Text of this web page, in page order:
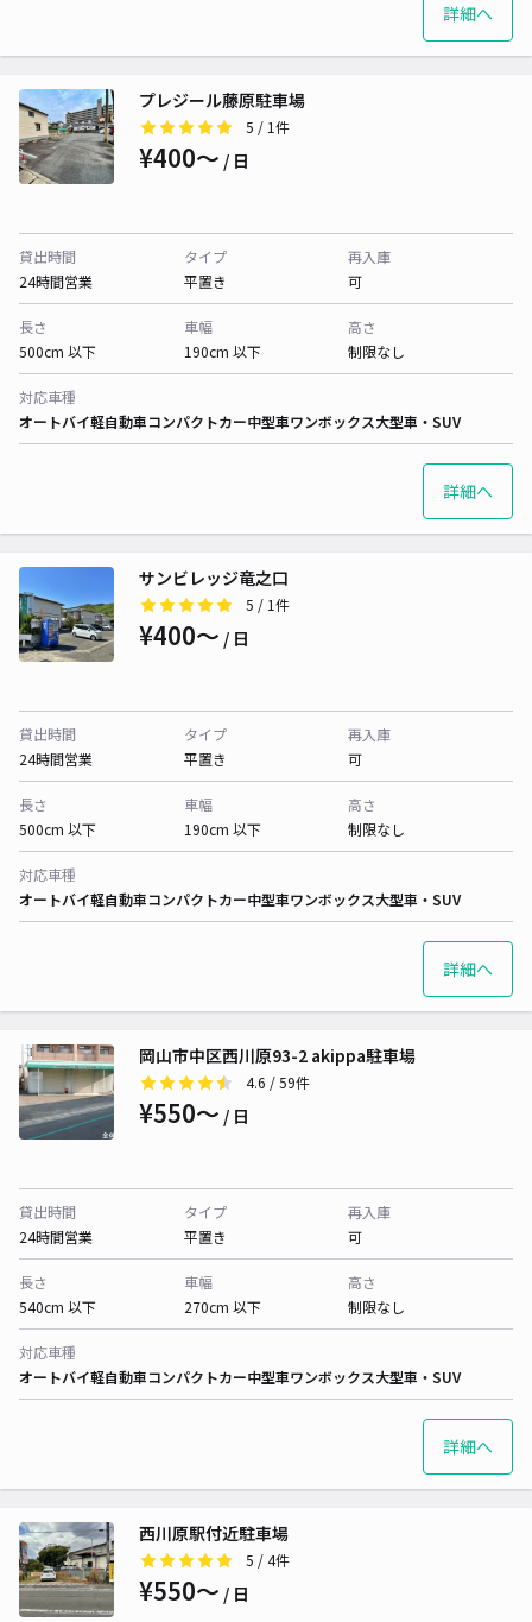
詳細へ
プレジール藤原駐車場
5 / 1件
¥400〜 / 日
貸出時間
24時間営業
タイプ
平置き
再入庫
可
長さ
500cm 以下
車幅
190cm 以下
高さ
制限なし
対応車種
オートバイ軽自動車コンパクトカー中型車ワンボックス大型車・SUV
詳細へ
サンビレッジ竜之口
5 / 1件
¥400〜 / 日
貸出時間
24時間営業
タイプ
平置き
再入庫
可
長さ
500cm 以下
車幅
190cm 以下
高さ
制限なし
対応車種
オートバイ軽自動車コンパクトカー中型車ワンボックス大型車・SUV
詳細へ
岡山市中区西川原93-2 akippa駐車場
4.6 / 59件
¥550〜 / 日
貸出時間
24時間営業
タイプ
平置き
再入庫
可
長さ
540cm 以下
車幅
270cm 以下
高さ
制限なし
対応車種
オートバイ軽自動車コンパクトカー中型車ワンボックス大型車・SUV
詳細へ
西川原駅付近駐車場
5 / 4件
¥550〜 / 日